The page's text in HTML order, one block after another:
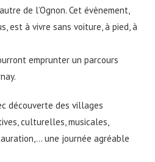
de l’Ognon. Cet évènement,
est à vivre sans voiture, à pied, à
emprunter un parcours
découverte des villages
culturelles, musicales,
une journée agréable